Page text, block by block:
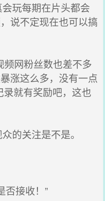
玩每期在片头都会
说不定现在也可以搞
网粉丝数也差不多
涨这么多，没有一点
录就有奖励吧，这也
的关注是不是。
接收！”